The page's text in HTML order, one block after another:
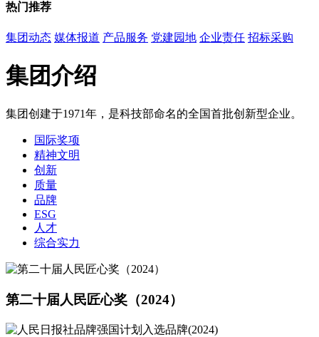
热门推荐
集团动态 媒体报道 产品服务 党建园地 企业责任 招标采购
集团介绍
集团创建于1971年，是科技部命名的全国首批创新型企业。
国际奖项
精神文明
创新
质量
品牌
ESG
人才
综合实力
第二十届人民匠心奖（2024）